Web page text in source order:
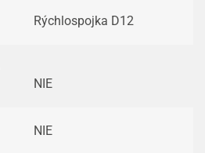
Rýchlospojka D12
NIE
NIE